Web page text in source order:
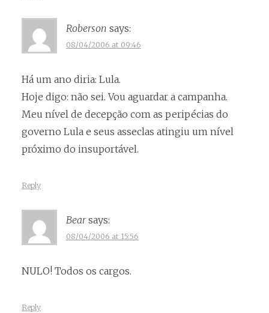
Roberson says:
08/04/2006 at 09:46
Há um ano diria: Lula.
Hoje digo: não sei. Vou aguardar a campanha.
Meu nível de decepção com as peripécias do
governo Lula e seus asseclas atingiu um nível
próximo do insuportável.
Reply
Bear says:
08/04/2006 at 15:56
NULO! Todos os cargos.
Reply